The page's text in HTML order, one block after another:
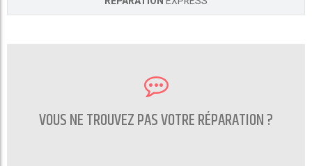
VOUS NE TROUVEZ PAS VOTRE RÉPARATION ?
CONTACTEZ NOUS